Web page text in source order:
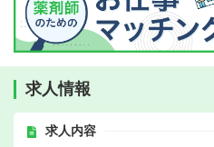
求人情報
求人内容